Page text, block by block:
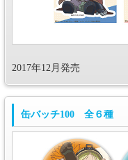
2017年12月発売
缶バッチ100 全６種